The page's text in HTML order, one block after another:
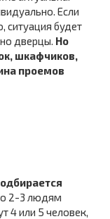
Если
ситуация будет
дверцы. Но
шкафчиков,
проемов
2-3 людям
4 или 5 человек,